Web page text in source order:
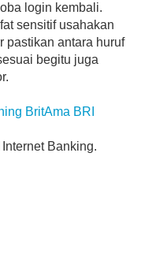
login kembali.
sensitif usahakan
pastikan antara huruf
begitu juga
BritAma BRI
Banking.